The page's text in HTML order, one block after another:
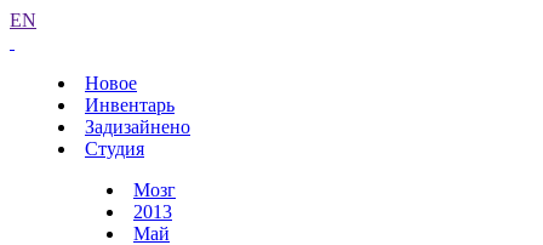
EN
Новое
Инвентарь
Задизайнено
Студия
Мозг
2013
Май